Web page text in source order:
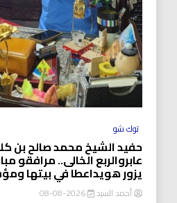
توك شو
حفيد الشيخ محمد صالح بن
عابروالربع الخالى.. مرافقو
يزور هويداعطا في بيتها
أحمد السيد 2026-08-08